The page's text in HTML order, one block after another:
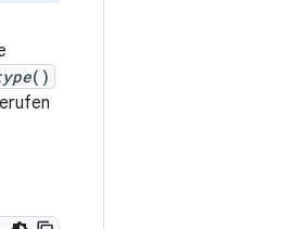
()